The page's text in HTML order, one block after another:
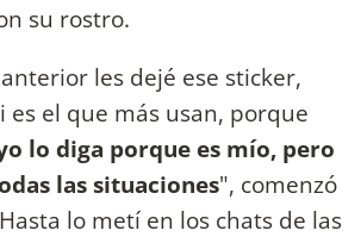
su rostro.
les dejé ese sticker,
es el que más usan, porque
lo diga porque es mío, pero
las situaciones", comenzó
lo metí en los chats de las